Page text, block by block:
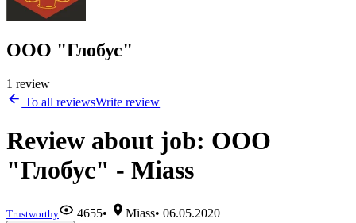
ООО "Глобус"
1 review
To all reviewsWrite review
Review about job: ООО
"Глобус" - Miass
Trustworthy 4655• Miass•06.05.2020